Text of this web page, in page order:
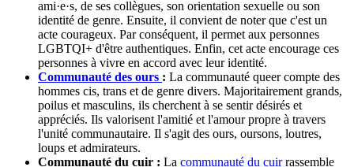
ami·e·s, de ses collègues, son orientation sexuelle ou son
identité de genre. Ensuite, il convient de noter que c'est un
acte courageux. Par conséquent, il permet aux personnes
LGBTQI+ d'être authentiques. Enfin, cet acte encourage ces
personnes à vivre en accord avec leur identité.
Communauté des ours : La communauté queer compte des
hommes cis, trans et de genre divers. Majoritairement grands,
poilus et masculins, ils cherchent à se sentir désirés et
appréciés. Ils valorisent l'amitié et l'amour propre à travers
l'unité communautaire. Il s'agit des ours, oursons, loutres,
loups et admirateurs.
Communauté du cuir : La communauté du cuirrassemble